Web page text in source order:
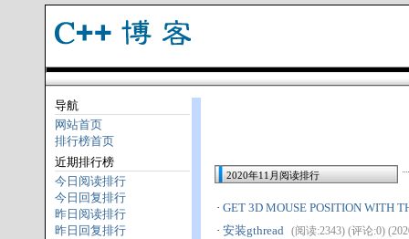
导航
网站首页
排行榜首页
近期排行榜
今日阅读排行
今日回复排行
昨日阅读排行
昨日回复排行
2020年11月阅读排行
· GET 3D MOUSE POSITION WITH
· 安装gthread (阅读:2343) (评论:0)